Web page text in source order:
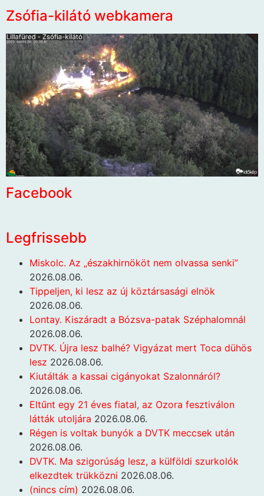
Zsófia-kilátó webkamera
Facebook
Legfrissebb
Miskolc. Az „északhirnököt nem olvassa senki”
2026.08.06.
Tippeljen, ki lesz az új köztársasági elnök
2026.08.06.
Lontay. Kiszáradt a Bózsva-patak Széphalomnál
2026.08.06.
DVTK. Újra lesz balhé? Vigyázat mert Toca dühös
lesz 2026.08.06.
Kiutálták a kassai cigányokat Szalonnáról?
2026.08.06.
Eltűnt egy 21 éves fiatal, az Ozora fesztiválon
látták utoljára 2026.08.06.
Régen is voltak bunyók a DVTK meccsek után
2026.08.06.
DVTK. Ma szigorúság lesz, a külföldi szurkolók
elkezdtek trükközni 2026.08.06.
(nincs cím) 2026.08.06.